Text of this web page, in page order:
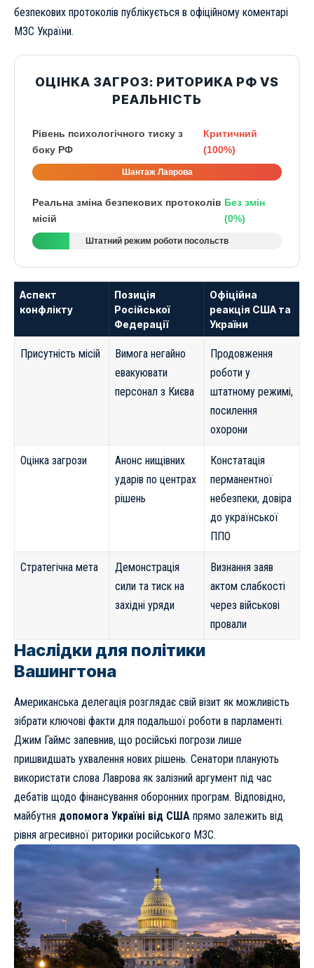
безпекових протоколів публікується в офіційному коментарі
МЗС України.
ОЦІНКА ЗАГРОЗ: РИТОРИКА РФ VS
РЕАЛЬНІСТЬ
Рівень психологічного тиску з
боку РФ
Критичний
(100%)
Шантаж Лаврова
Реальна зміна безпекових протоколів
місій
Без змін
(0%)
Штатний режим роботи посольств
Аспект
конфлікту
Позиція
Російської
Федерації
Офіційна
реакція США та
України
Присутність місій
Вимога негайно
евакуювати
персонал з Києва
Продовження
роботи у
штатному режимі,
посилення
охорони
Оцінка загрози
Анонс нищівних
ударів по центрах
рішень
Констатація
перманентної
небезпеки, довіра
до української
ППО
Стратегічна мета
Демонстрація
сили та тиск на
західні уряди
Визнання заяв
актом слабкості
через військові
провали
Наслідки для політики
Вашингтона
Американська делегація розглядає свій візит як можливість
зібрати ключові факти для подальшої роботи в парламенті.
Джим Гаймс запевнив, що російські погрози лише
пришвидшать ухвалення нових рішень. Сенатори планують
використати слова Лаврова як залізний аргумент під час
дебатів щодо фінансування оборонних програм. Відповідно,
майбутня допомога Україні від США прямо залежить від
рівня агресивної риторики російського МЗС.